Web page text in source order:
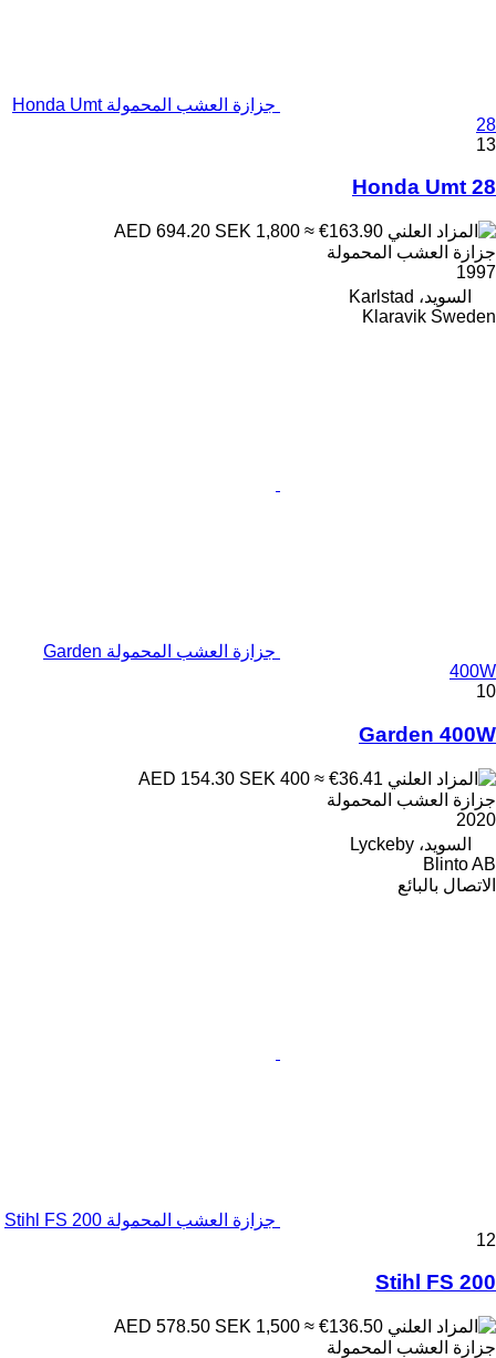
جزازة العشب المحمولة Honda Umt
28
13
Honda Umt 28
SEK 1,800 ≈ €163.90
جزازة العشب المحمولة
1997
السويد، Karlstad
Klaravik Sweden
جزازة العشب المحمولة Garden
400W
10
Garden 400W
SEK 400 ≈ €36.41
جزازة العشب المحمولة
2020
السويد، Lyckeby
Blinto AB
الاتصال بالبائع
جزازة العشب المحمولة Stihl FS 200
12
Stihl FS 200
SEK 1,500 ≈ €136.50
جزازة العشب المحمولة